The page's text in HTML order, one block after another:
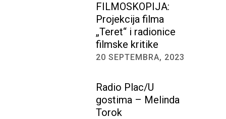
FILMOSKOPIJA:
Projekcija filma
„Teret“ i radionice
filmske kritike
20 SEPTEMBRA, 2023
Radio Plac/U
gostima – Melinda
Torok